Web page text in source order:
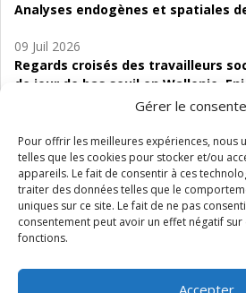
Gérer le
Pour offrir les meilleures expériences, nous
telles que les cookies pour stocker et/ou
appareils. Le fait de consentir à ces
traiter des données telles que le
uniques sur ce site. Le fait de ne pas
consentement peut avoir un effet négatif
fonctions.
Accepter
Analyses endogènes et spatiales de
09 Juil 2026
Regards croisés des travailleurs
de jour de bas seuil en Wallonie.
06 Juil 2026
Étude d’évaluabilité des Structures
d’accompagnement à
01 Juil 2026
Pénurie du personnel infirmier
Wallonie ?